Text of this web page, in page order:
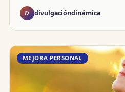
D divulgacióndinámica
MEJORA PERSONAL